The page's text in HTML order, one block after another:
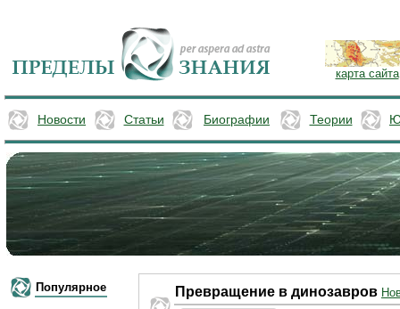
карта сайта
Новости Статьи Биографии Теории
Популярное Превращение в динозавров